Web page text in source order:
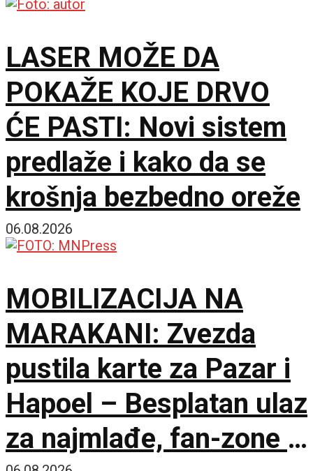
LASER MOŽE DA
POKAŽE KOJE DRVO
ĆE PASTI: Novi sistem
predlaže i kako da se
krošnja bezbedno oreže
06.08.2026
MOBILIZACIJA NA
MARAKANI: Zvezda
pustila karte za Pazar i
Hapoel – Besplatan ulaz
za najmlađe, fan-zone i